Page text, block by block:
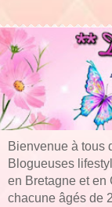
Bienvenue à tous
Blogueuses
en Bretagne et en
chacune âgés de